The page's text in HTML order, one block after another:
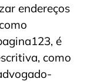
endereços
é
como